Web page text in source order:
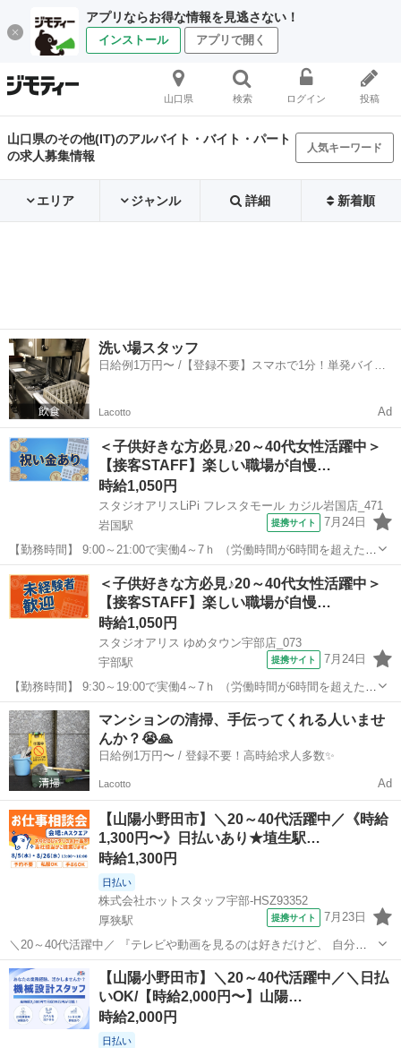
アプリならお得な情報を見逃さない！
インストール アプリで開く
山口県 検索 ログイン 投稿
山口県のその他(IT)のアルバイト・バイト・パート
の求人募集情報
人気キーワード
エリア ジャンル 詳細 新着順
洗い場スタッフ
日給例1万円〜 /【登録不要】スマホで1分！単発バイト
Lacotto Ad
＜子供好きな方必見♪20～40代女性活躍中＞
【接客STAFF】楽しい職場が自慢…
時給1,050円
スタジオアリスLiPi フレスタモール カジル岩国店_471
岩国駅
提携サイト 7月24日
【勤務時間】 9:00～21:00で実働4～7ｈ （労働時間が6時間を超えた場
合の休憩時間は法定通り） ◆土日含む週2日～・1日4ｈ～OK ◎残業な
し ◆シフトは毎月15日頃までに翌1ヵ月の 勤務不可日をスマホで申
告♪ ...
山口 岩国市 岩国駅 その他
＜子供好きな方必見♪20～40代女性活躍中＞
【接客STAFF】楽しい職場が自慢…
時給1,050円
スタジオアリス ゆめタウン宇部店_073
宇部駅
提携サイト 7月24日
【勤務時間】 9:30～19:00で実働4～7ｈ （労働時間が6時間を超えた場
合の休憩時間は法定通り） ◆土日含む週2日～・1日4ｈ～OK ◎残業な
し ◆シフトは毎月15日頃までに翌1ヵ月の 勤務不可日をスマホで申
告♪ ...
山口 宇部市 その他
マンションの清掃、手伝ってくれる人いませ
んか？😭🙏
日給例1万円〜 / 登録不要！高時給求人多数✨
Lacotto Ad
【山陽小野田市】＼20～40代活躍中／《時給
1,300円〜》日払いあり★埴生駅…
時給1,300円
日払い
株式会社ホットスタッフ宇部-HSZ93352
厚狭駅
提携サイト 7月23日
＼20～40代活躍中／ 『テレビや動画を見るのは好きだけど、 自分が
制作に関わるなんて無理だ』 と思っていませんか? こちらのお仕事
は、 オートレース場内のスタジオから全国へ発信! 熱気あふれる生放
送の舞台裏★ 実はこの...
山口 山陽小野田市 厚狭駅
【山陽小野田市】＼20～40代活躍中／＼日払
いOK/【時給2,000円〜】山陽…
時給2,000円
日払い